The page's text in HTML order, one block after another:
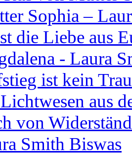
Sophia –
die Liebe aus
- Laura
ist kein
aus
von
Smith Biswas